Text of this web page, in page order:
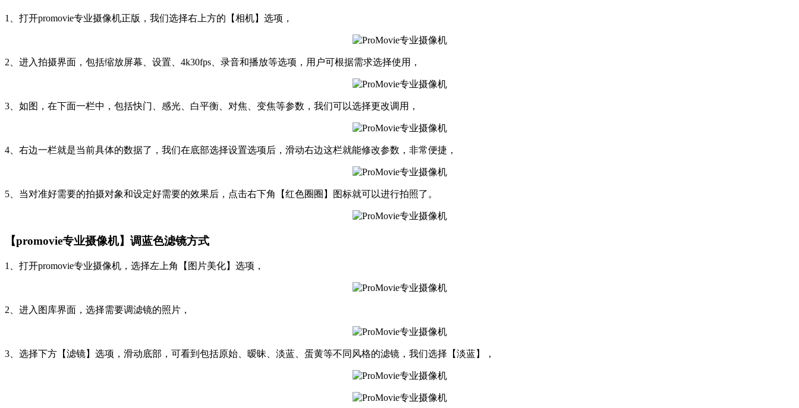
1、打开promovie专业摄像机正版，我们选择右上方的【相机】选项，
2、进入拍摄界面，包括缩放屏幕、设置、4k30fps、录音和播放等选项，用户可根据需求选择使用，
3、如图，在下面一栏中，包括快门、感光、白平衡、对焦、变焦等参数，我们可以选择更改调用，
4、右边一栏就是当前具体的数据了，我们在底部选择设置选项后，滑动右边这栏就能修改参数，非常便捷，
5、当对准好需要的拍摄对象和设定好需要的效果后，点击右下角【红色圈圈】图标就可以进行拍照了。
【promovie专业摄像机】调蓝色滤镜方式
1、打开promovie专业摄像机，选择左上角【图片美化】选项，
2、进入图库界面，选择需要调滤镜的照片，
3、选择下方【滤镜】选项，滑动底部，可看到包括原始、暧昧、淡蓝、蛋黄等不同风格的滤镜，我们选择【淡蓝】，